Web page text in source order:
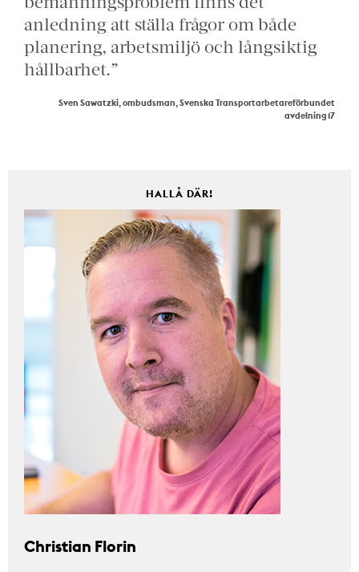
anledning att ställa frågor om både
planering, arbetsmiljö och långsiktig
hållbarhet.”
Sven Sawatzki, ombudsman, Svenska Transportarbetareförbundet
avdelning 17
HALLÅ DÄR!
Christian Florin